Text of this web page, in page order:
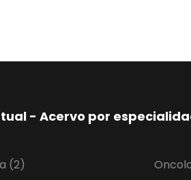
- Acervo por
(2)